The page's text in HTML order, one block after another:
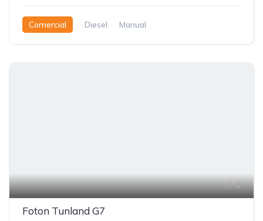
Comercial Diesel Manual
4
Foton Tunland G7